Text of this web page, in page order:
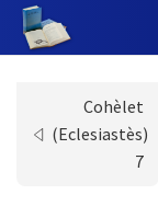
Cohèlet
(Eclesiastès)
7